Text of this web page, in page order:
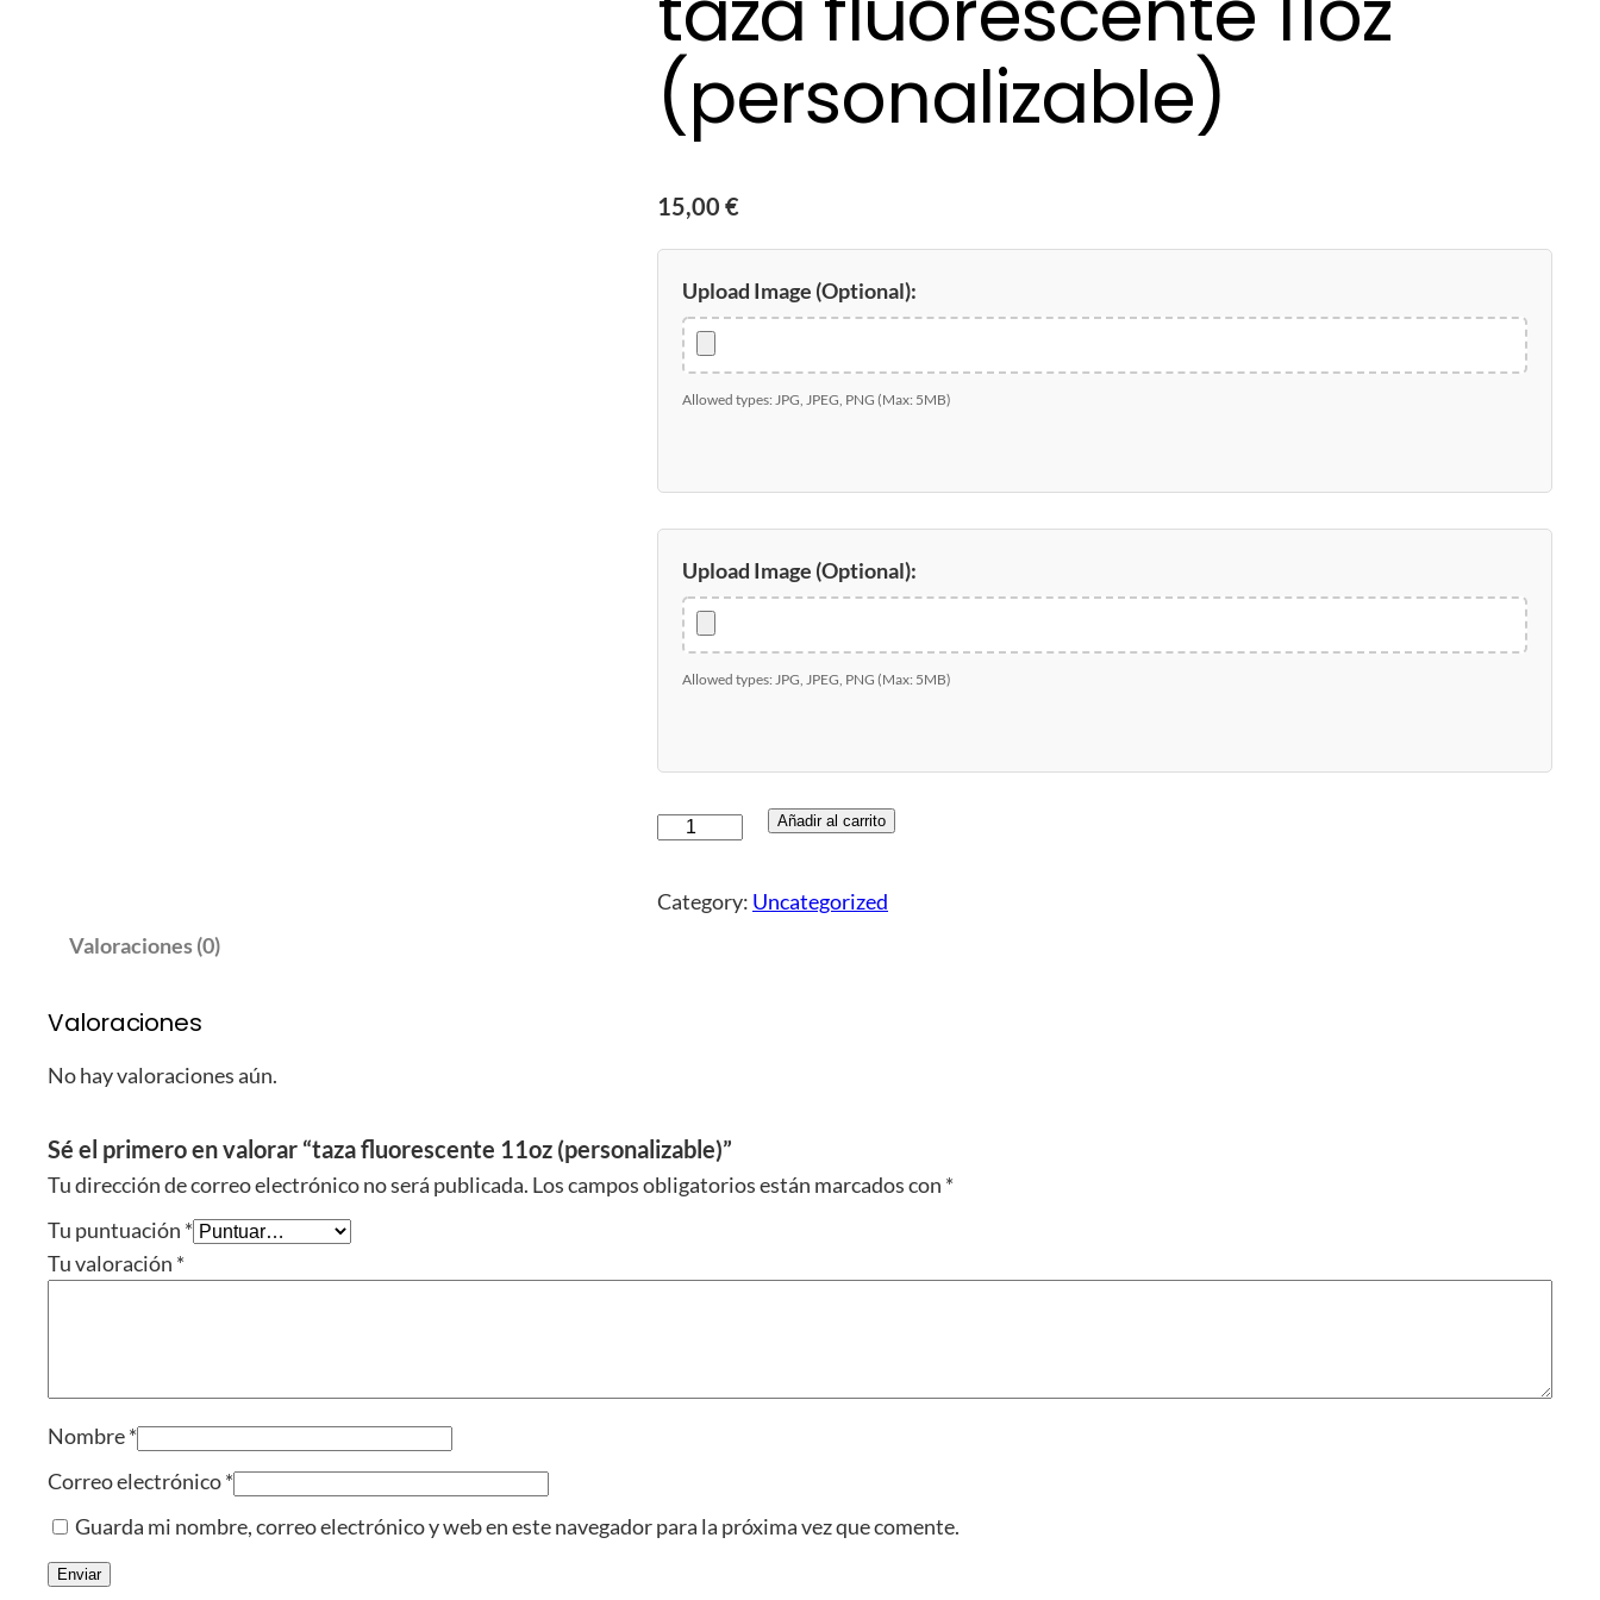
(personalizable)
15,00 €
Upload Image (Optional):
Allowed types: JPG, JPEG, PNG (Max: 5MB)
Upload Image (Optional):
Allowed types: JPG, JPEG, PNG (Max: 5MB)
t
z
s
c
p
Añadir al carrito
Category: Uncategorized
Valoraciones (0)
Valoraciones
No hay valoraciones aún.
Sé el primero en valorar “taza fluorescente 11oz (personalizable)”
Tu dirección de correo electrónico no será publicada. Los campos obligatorios están marcados con *
Tu puntuación *
Tu valoración *
Nombre*
Correo electrónico*
Guarda mi nombre, correo electrónico y web en este navegador para la próxima vez que comente.